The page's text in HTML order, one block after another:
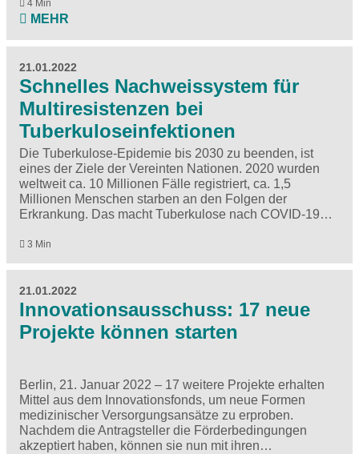
4 Min
MEHR
21.01.2022
Schnelles Nachweissystem für
Multiresistenzen bei
Tuberkuloseinfektionen
Die Tuberkulose-Epidemie bis 2030 zu beenden, ist
eines der Ziele der Vereinten Nationen. 2020 wurden
weltweit ca. 10 Millionen Fälle registriert, ca. 1,5
Millionen Menschen starben an den Folgen der
Erkrankung. Das macht Tuberkulose nach COVID-19…
3 Min
21.01.2022
Innovationsausschuss: 17 neue
Projekte können starten
Berlin, 21. Januar 2022 – 17 weitere Projekte erhalten
Mittel aus dem Innovationsfonds, um neue Formen
medizinischer Versorgungsansätze zu erproben.
Nachdem die Antragsteller die Förderbedingungen
akzeptiert haben, können sie nun mit ihren…